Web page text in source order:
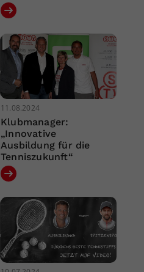
11.08.2024
Klubmanager:
„Innovative
Ausbildung für die
Tenniszukunft“